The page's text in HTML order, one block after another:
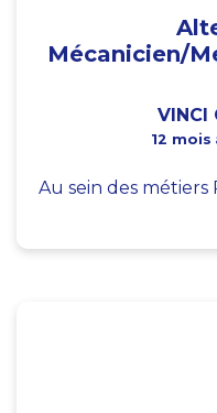
Mécanicien/
12 mois
Au sein des métiers